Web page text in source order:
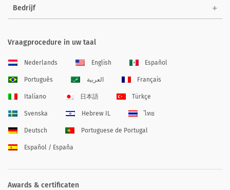
Bedrijf
Vraagprocedure in uw taal
Nederlands English Español
Português العربية Français
Italiano 日本語 Türkçe
Svenska Hebrew IL ไทย
Deutsch Portuguese de Portugal
Español / España
Awards & certificaten